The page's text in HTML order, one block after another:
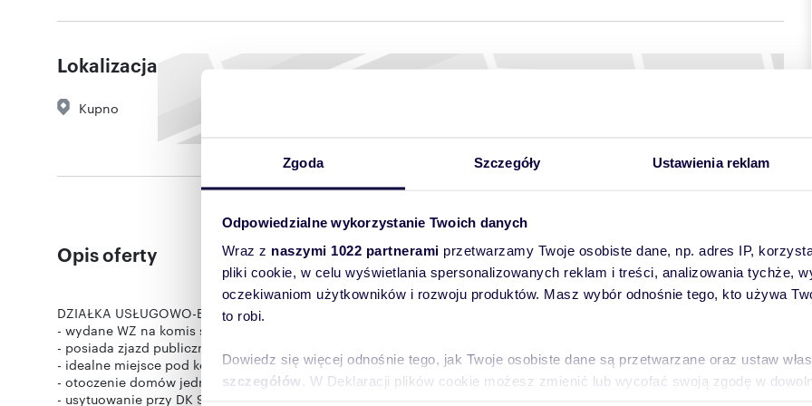
Zgoda Szczegóły Ustawienia reklam
Odpowiedzialne wykorzystanie Twoich danych
Wraz z naszymi 1022 partnerami przetwarzamy Twoje osobiste dane, np. adres IP,
pliki cookie, w celu wyświetlania spersonalizowanych reklam i treści, analizowania tychże,
oczekiwaniom użytkowników i rozwoju produktów. Masz wybór odnośnie tego, kto używa
to robi.
Dowiedz się więcej odnośnie tego, jak Twoje osobiste dane są przetwarzane oraz ustaw
szczegółów . W Deklaracji plików cookie możesz zmienić lub wycofać swoją zgodę w
Lokalizacja
Kupno
Opis oferty
DZIAŁKA USŁUGOWO-BUDOWLANA - KUPNO 25 ar na wynajem
- wydane WZ na komis samochodowy i dom jednorodzinny
- posiada zjazd publiczny z Drogi Krajowej nr 9
- idealne miejsce pod komis samochodowy, mini market lub inną działalność.
- otoczenie domów jednorodzinnych
- usytuowanie przy DK 9 daje wiele możliwości biznesowego wykorzystania tej działki